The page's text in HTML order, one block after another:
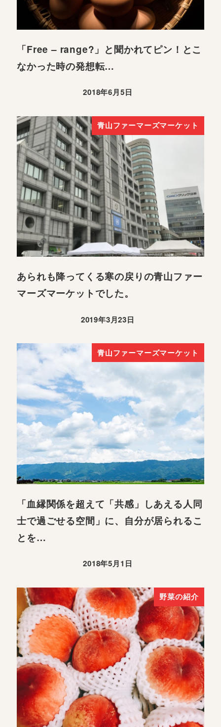
「Free – range?」と聞かれてピン！とこ
なかった時の発想転…
2018年6月5日
青山ファーマーズマーケット
あられも降ってくる寒の戻りの青山ファー
マーズマーケットでした。
2019年3月23日
青山ファーマーズマーケット
「血縁関係を超えて「共感」しあえる人同
士で過ごせる空間」に、自分が居られるこ
とを…
2018年5月1日
野菜の紹介